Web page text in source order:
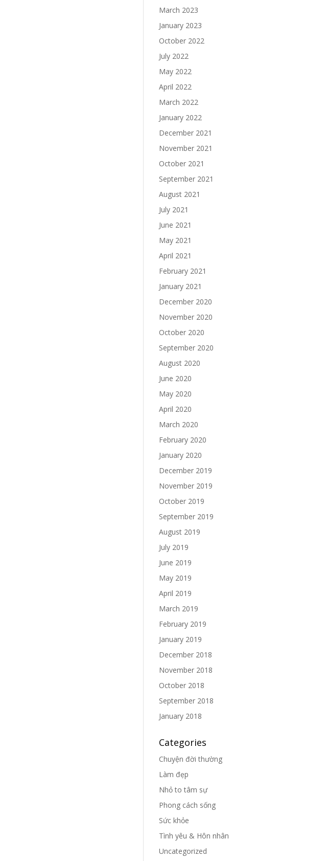
March 2023
January 2023
October 2022
July 2022
May 2022
April 2022
March 2022
January 2022
December 2021
November 2021
October 2021
September 2021
August 2021
July 2021
June 2021
May 2021
April 2021
February 2021
January 2021
December 2020
November 2020
October 2020
September 2020
August 2020
June 2020
May 2020
April 2020
March 2020
February 2020
January 2020
December 2019
November 2019
October 2019
September 2019
August 2019
July 2019
June 2019
May 2019
April 2019
March 2019
February 2019
January 2019
December 2018
November 2018
October 2018
September 2018
January 2018
Categories
Chuyện đời thường
Làm đẹp
Nhỏ to tâm sự
Phong cách sống
Sức khỏe
Tình yêu & Hôn nhân
Uncategorized